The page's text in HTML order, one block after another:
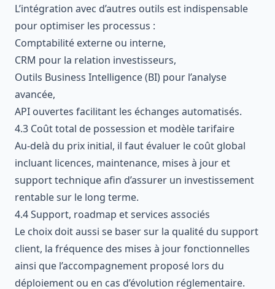
L’intégration avec d’autres outils est indispensable
pour optimiser les processus :
Comptabilité externe ou interne,
CRM pour la relation investisseurs,
Outils Business Intelligence (BI) pour l’analyse
avancée,
API ouvertes facilitant les échanges automatisés.
4.3 Coût total de possession et modèle tarifaire
Au-delà du prix initial, il faut évaluer le coût global
incluant licences, maintenance, mises à jour et
support technique afin d’assurer un investissement
rentable sur le long terme.
4.4 Support, roadmap et services associés
Le choix doit aussi se baser sur la qualité du support
client, la fréquence des mises à jour fonctionnelles
ainsi que l’accompagnement proposé lors du
déploiement ou en cas d’évolution réglementaire.